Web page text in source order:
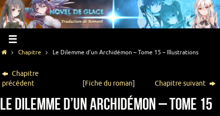
Chapitre Le Dilemme d’un Archidémon – Tome 15 – Illustrations
Chapitre
précédent
[Fiche du roman] Chapitre suivant
Le Dilemme d’un Archidémon – Tome 15